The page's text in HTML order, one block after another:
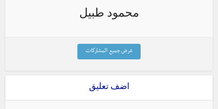
محمود طبيل
عرض جميع المشاركات
اضف تعليق